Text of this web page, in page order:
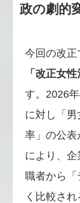
政の劇的
今回の改正
「改正女
す。2026
に対し「
率」の公
により、
職者から「
く比較さ